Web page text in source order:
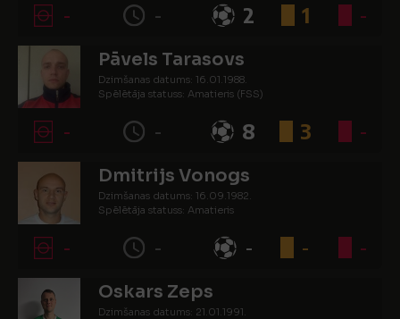
- - 2 1 -
Pāvels Tarasovs
Dzimšanas datums: 16.01.1988.
Spēlētāja statuss: Amatieris (FSS)
- - 8 3 -
Dmitrijs Vonogs
Dzimšanas datums: 16.09.1982.
Spēlētāja statuss: Amatieris
- - - - -
Oskars Zeps
Dzimšanas datums: 21.01.1991.